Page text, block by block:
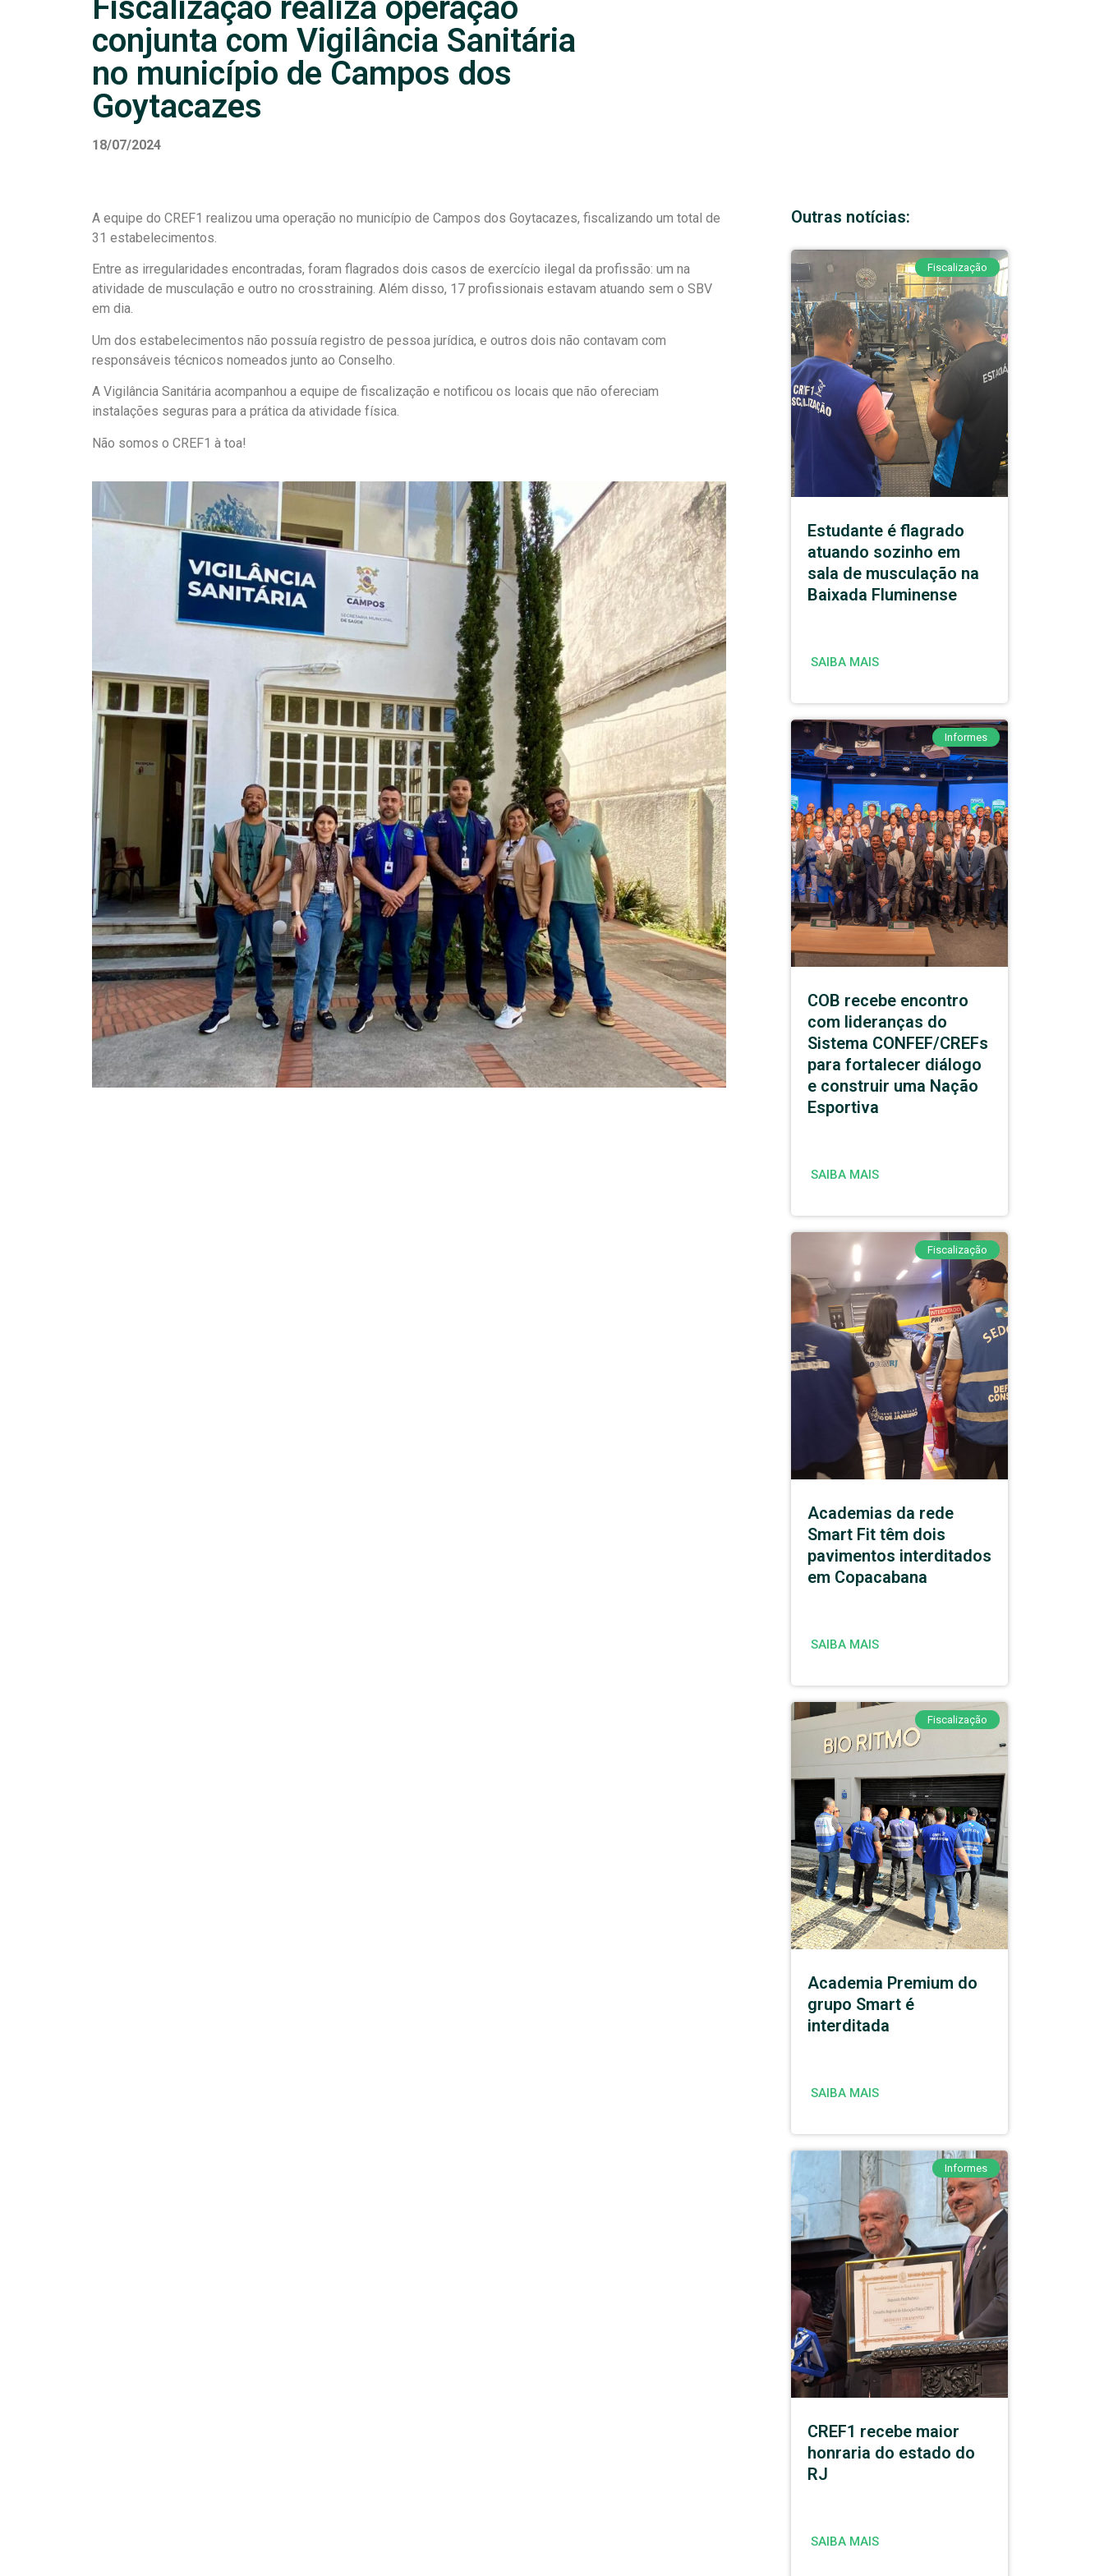
Fiscalização realiza operação
conjunta com Vigilância Sanitária
no município de Campos dos
Goytacazes
18/07/2024
A equipe do CREF1 realizou uma operação no município de Campos dos Goytacazes, fiscalizando um total de
31 estabelecimentos.
Entre as irregularidades encontradas, foram flagrados dois casos de exercício ilegal da profissão: um na
atividade de musculação e outro no crosstraining. Além disso, 17 profissionais estavam atuando sem o SBV
em dia.
Um dos estabelecimentos não possuía registro de pessoa jurídica, e outros dois não contavam com
responsáveis técnicos nomeados junto ao Conselho.
A Vigilância Sanitária acompanhou a equipe de fiscalização e notificou os locais que não ofereciam
instalações seguras para a prática da atividade física.
Não somos o CREF1 à toa!
Outras notícias:
Fiscalização
Estudante é flagrado
atuando sozinho em
sala de musculação na
Baixada Fluminense
SAIBA MAIS
Informes
COB recebe encontro
com lideranças do
Sistema CONFEF/CREFs
para fortalecer diálogo
e construir uma Nação
Esportiva
SAIBA MAIS
Fiscalização
Academias da rede
Smart Fit têm dois
pavimentos interditados
em Copacabana
SAIBA MAIS
Fiscalização
Academia Premium do
grupo Smart é
interditada
SAIBA MAIS
Informes
CREF1 recebe maior
honraria do estado do
RJ
SAIBA MAIS